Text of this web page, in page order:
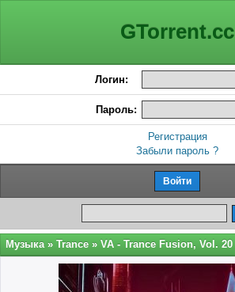
GTorrent.cc
Логин:
Пароль:
Регистрация
Забыли пароль ?
Музыка » Trance » VA - Trance Fusion, Vol. 20